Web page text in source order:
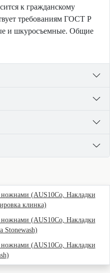
к гражданскому
требованиям ГОСТ Р
и шкуросъемные. Общие